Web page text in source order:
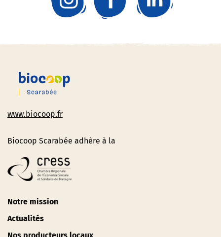
www.biocoop.fr
Biocoop Scarabée adhère à la
Notre mission
Actualités